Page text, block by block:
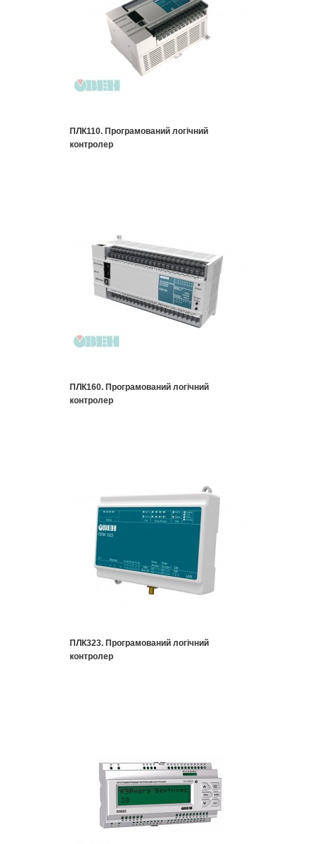
ПЛК110. Програмований логічний
контролер
ПЛК160. Програмований логічний
контролер
ПЛК323. Програмований логічний
контролер